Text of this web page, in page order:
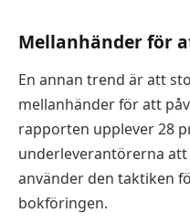
Mellanhänder för
En annan trend är att
mellanhänder för att
rapporten upplever 28
underleverantörerna
använder den taktiken
bokföringen.